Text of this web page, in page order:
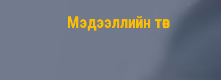
Мэдээллийн төв